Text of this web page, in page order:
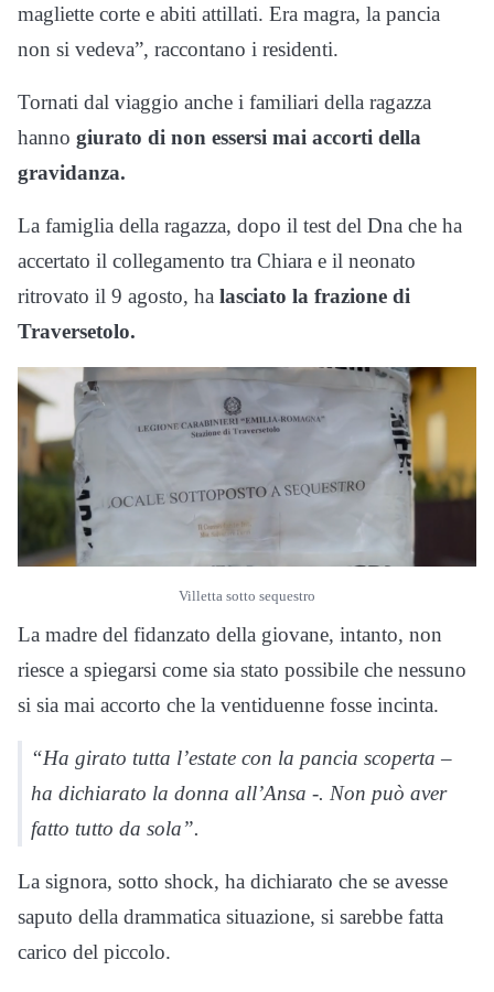
magliette corte e abiti attillati. Era magra, la pancia
non si vedeva”, raccontano i residenti.
Tornati dal viaggio anche i familiari della ragazza
hanno giurato di non essersi mai accorti della
gravidanza.
La famiglia della ragazza, dopo il test del Dna che ha
accertato il collegamento tra Chiara e il neonato
ritrovato il 9 agosto, ha lasciato la frazione di
Traversetolo.
Villetta sotto sequestro
La madre del fidanzato della giovane, intanto, non
riesce a spiegarsi come sia stato possibile che nessuno
si sia mai accorto che la ventiduenne fosse incinta.
“Ha girato tutta l’estate con la pancia scoperta –
ha dichiarato la donna all’Ansa -. Non può aver
fatto tutto da sola”.
La signora, sotto shock, ha dichiarato che se avesse
saputo della drammatica situazione, si sarebbe fatta
carico del piccolo.